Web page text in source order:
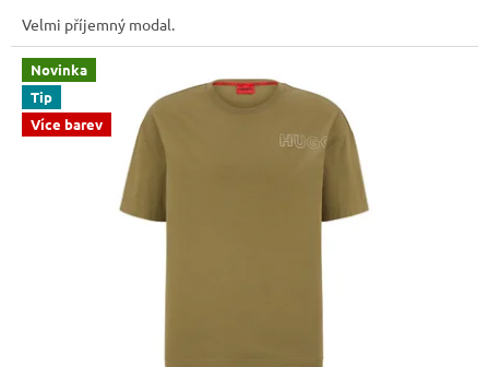
Velmi příjemný modal.
Novinka
Tip
Více barev